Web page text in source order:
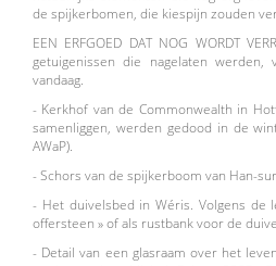
de spijkerbomen, die kiespijn zouden
EEN ERFGOED DAT NOG WORDT
getuigenissen die nagelaten
vandaag.
- Kerkhof van de Commonwealth in
samenliggen, werden gedood in de
AWaP).
- Schors van de spijkerboom van Han-
- Het duivelsbed in Wéris. Volgens de
offersteen » of als rustbank voor de
- Detail van een glasraam over het